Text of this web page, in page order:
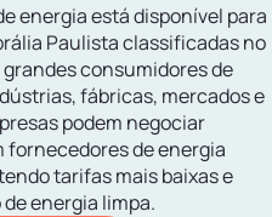
energia está disponível para
Paulista classificadas no
grandes consumidores de
fábricas, mercados e
podem negociar
de energia
tarifas mais baixas e
energia limpa.